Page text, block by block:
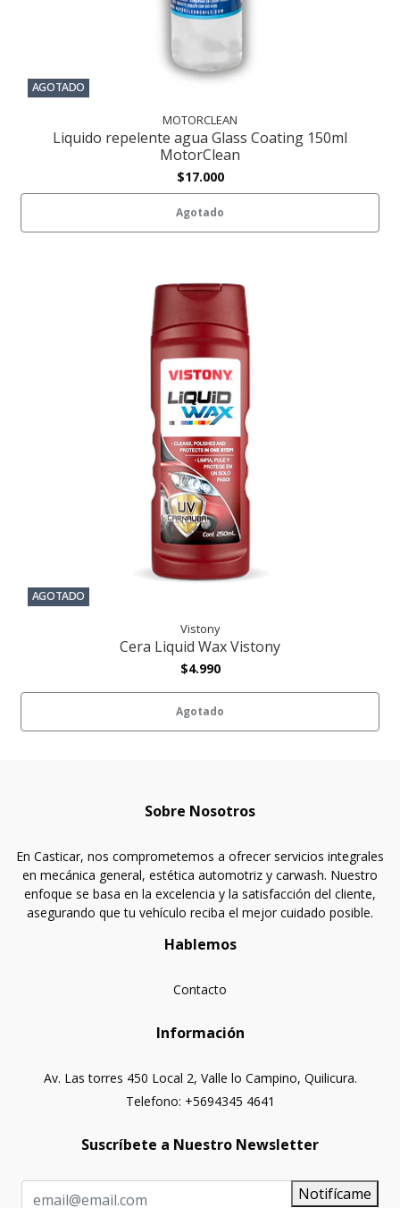
AGOTADO
MOTORCLEAN
Liquido repelente agua Glass Coating 150ml
MotorClean
$17.000
Agotado
AGOTADO
Vistony
Cera Liquid Wax Vistony
$4.990
Agotado
Sobre Nosotros
En Casticar, nos comprometemos a ofrecer servicios integrales
en mecánica general, estética automotriz y carwash. Nuestro
enfoque se basa en la excelencia y la satisfacción del cliente,
asegurando que tu vehículo reciba el mejor cuidado posible.
Hablemos
Contacto
Información
Av. Las torres 450 Local 2, Valle lo Campino, Quilicura.
Telefono: +5694345 4641
Suscríbete a Nuestro Newsletter
Notifícame